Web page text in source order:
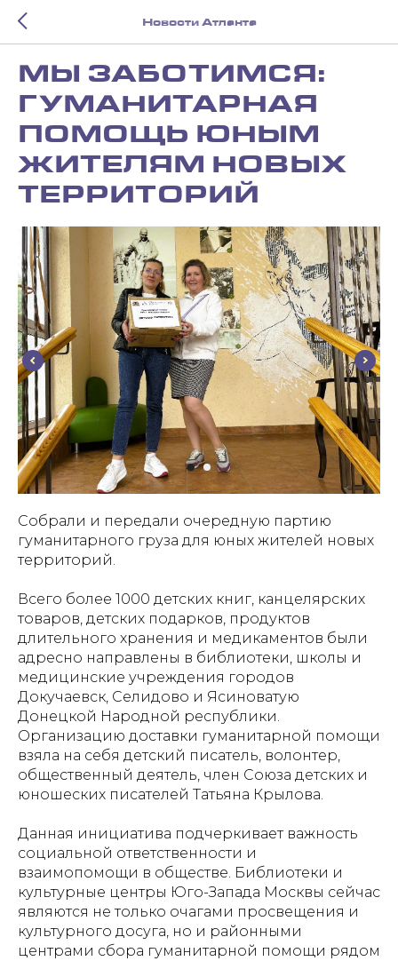
Новости Атланта
МЫ ЗАБОТИМСЯ:
ГУМАНИТАРНАЯ
ПОМОЩЬ ЮНЫМ
ЖИТЕЛЯМ НОВЫХ
ТЕРРИТОРИЙ
Собрали и передали очередную партию
гуманитарного груза для юных жителей новых
территорий.
Всего более 1000 детских книг, канцелярских
товаров, детских подарков, продуктов
длительного хранения и медикаментов были
адресно направлены в библиотеки, школы и
медицинские учреждения городов
Докучаевск, Селидово и Ясиноватую
Донецкой Народной республики.
Организацию доставки гуманитарной помощи
взяла на себя детский писатель, волонтер,
общественный деятель, член Союза детских и
юношеских писателей Татьяна Крылова.
Данная инициатива подчеркивает важность
социальной ответственности и
взаимопомощи в обществе. Библиотеки и
культурные центры Юго-Запада Москвы сейчас
являются не только очагами просвещения и
культурного досуга, но и районными
центрами сбора гуманитарной помощи рядом